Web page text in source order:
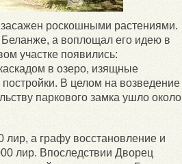
роскошными растениями.
а воплощал его идею в
участке появились:
в озеро, изящные
В целом на возведение
паркового замка ушло около
лир, а графу восстановление и
лир. Впоследствии Дворец